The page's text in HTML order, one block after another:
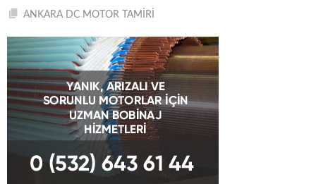
ANKARA DC MOTOR TAMİRİ